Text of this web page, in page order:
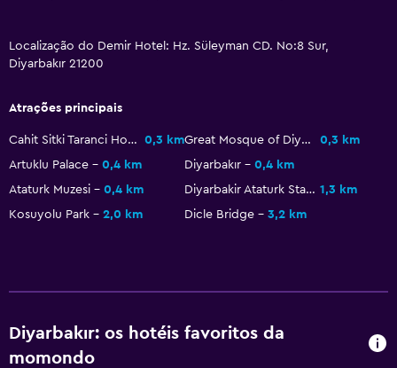
Casa de banho
Chuveiro
Escova de dentes
Roupão de banho
Acessibilidade e conveniência
Acessível
Localização do Demir Hotel: Hz. Süleyman CD. No:8 Sur,
Diyarbakır 21200
Atrações principais
Cahit Sitki Taranci House Cultural Museum 0,3 km Great Mosque of Diyarbakir
0,3 km
Artuklu Palace
0,4 km Diyarbakır
0,4 km
Ataturk Muzesi
0,4 km Diyarbakir Ataturk Stadium 1,3 km
Kosuyolu Park
2,0 km Dicle Bridge 3,2 km
Diyarbakır: os hotéis favoritos da
momondo